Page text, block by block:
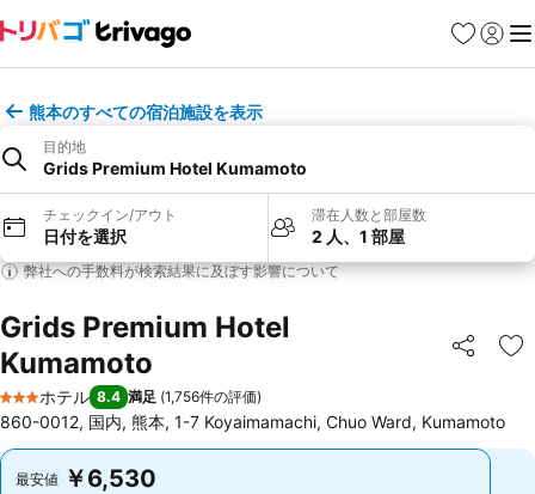
お気に入り
ログイ
メ
熊本のすべての宿泊施設を表示
目的地
Grids Premium Hotel Kumamoto
チェックイン/アウト
日付を選択
滞在人数と部屋数
2 人、1 部屋
弊社への手数料が検索結果に及ぼす影響について
Grids Premium Hotel
Kumamoto
シェア お
3 ホテルのランク
ホテル 8.4 満足 (1,756件の評価)
860-0012, 国内, 熊本, 1-7 Koyaimamachi, Chuo Ward, Kumamoto
最安値 ￥6,530
最安値 ￥6,530